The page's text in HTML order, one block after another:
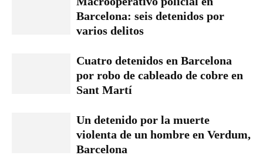
Barcelona: seis detenidos por
varios delitos
Cuatro detenidos en Barcelona
por robo de cableado de cobre en
Sant Martí
Un detenido por la muerte
violenta de un hombre en Verdum,
Barcelona